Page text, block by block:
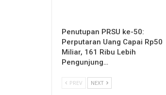
Penutupan PRSU ke-50:
Perputaran Uang Capai Rp50
Miliar, 161 Ribu Lebih
Pengunjung…
PREV NEXT